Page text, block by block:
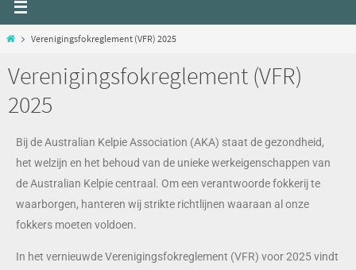
Verenigingsfokreglement (VFR) 2025
Verenigingsfokreglement (VFR)
2025
Bij de Australian Kelpie Association (AKA) staat de gezondheid,
het welzijn en het behoud van de unieke werkeigenschappen van
de Australian Kelpie centraal. Om een verantwoorde fokkerij te
waarborgen, hanteren wij strikte richtlijnen waaraan al onze
fokkers moeten voldoen.
In het vernieuwdeVerenigingsfokreglement (VFR) voor 2025vindt